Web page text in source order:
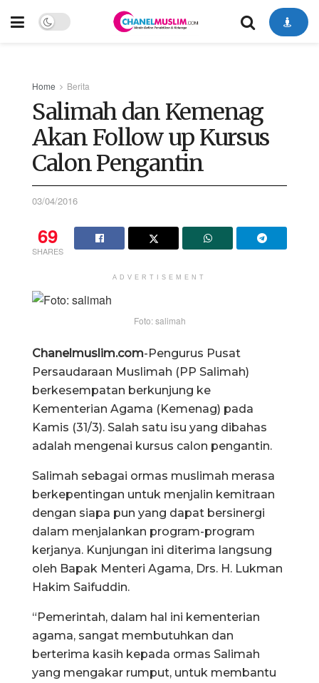
Home Berita
Salimah dan Kemenag
Akan Follow up Kursus
Calon Pengantin
03/04/2016
69
SHARES
ADVERTISEMENT
Foto: salimah
Chanelmuslim.com-Pengurus Pusat
Persaudaraan Muslimah (PP Salimah)
berkesempatan berkunjung ke
Kementerian Agama (Kemenag) pada
Kamis (31/3). Salah satu isu yang dibahas
adalah mengenai kursus calon pengantin.
Salimah sebagai ormas muslimah merasa
berkepentingan untuk menjalin kemitraan
dengan siapa pun yang dapat bersinergi
dalam menjalankan program-program
kerjanya. Kunjungan ini diterima langsung
oleh Bapak Menteri Agama, Drs. H. Lukman
Hakim Saifuddin.
“Pemerintah, dalam hal ini kementerian
agama, sangat membutuhkan dan
berterima kasih kepada ormas Salimah
yang mengakar rumput, untuk membantu